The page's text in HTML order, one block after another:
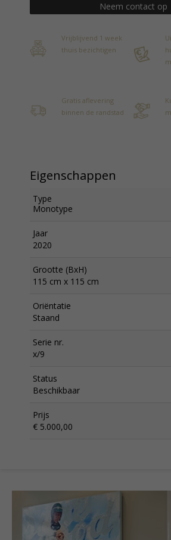
Neem contact op
Vrijblijvend 1 week
thuis bezichtigen
Gratis aflevering
binnen de randstad
Eigenschappen
Type
Monotype
Jaar
2020
Grootte (BxH)
115 cm x 115 cm
Oriëntatie
Staand
Serie nr.
x/9
Status
Beschikbaar
Prijs
€ 5.000,00